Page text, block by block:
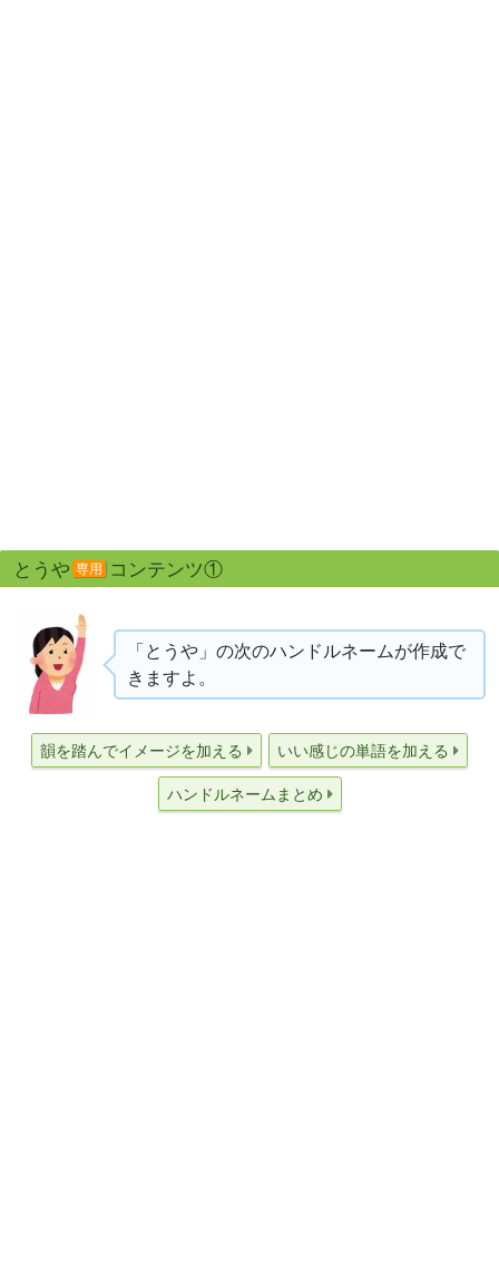
とうや 専用 コンテンツ①
「とうや」の次のハンドルネームが作成で
きますよ。
韻を踏んでイメージを加える いい感じの単語を加える
ハンドルネームまとめ